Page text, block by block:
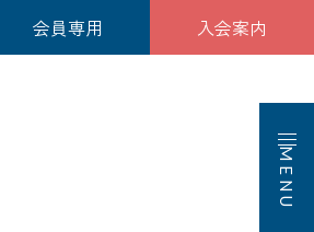
会員専用 入会案内
MENU